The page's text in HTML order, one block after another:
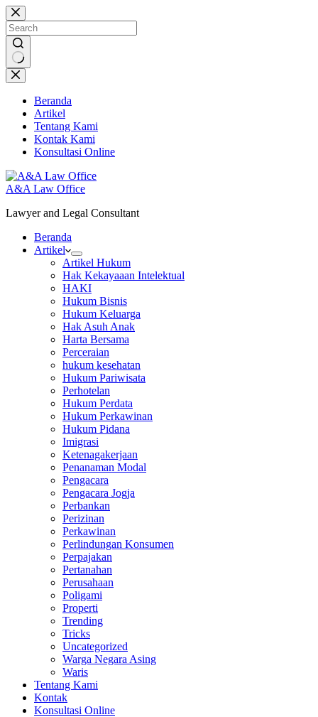
Skip
to
content
No
results
Beranda
Artikel
Tentang Kami
Kontak Kami
Konsultasi Online
A&A Law Office
Lawyer and Legal Consultant
Beranda
Artikel
Artikel Hukum
Hak Kekayaaan Intelektual
HAKI
Hukum Bisnis
Hukum Keluarga
Hak Asuh Anak
Harta Bersama
Perceraian
hukum kesehatan
Hukum Pariwisata
Perhotelan
Hukum Perdata
Hukum Perkawinan
Hukum Pidana
Imigrasi
Ketenagakerjaan
Penanaman Modal
Pengacara
Pengacara Jogja
Perbankan
Perizinan
Perkawinan
Perlindungan Konsumen
Perpajakan
Pertanahan
Perusahaan
Poligami
Properti
Trending
Tricks
Uncategorized
Warga Negara Asing
Waris
Tentang Kami
Kontak
Konsultasi Online